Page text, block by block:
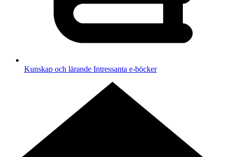
Kunskap och lärande Intressanta e-böcker